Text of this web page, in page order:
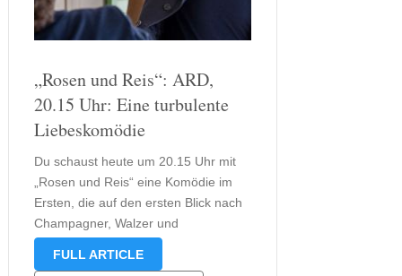
„Rosen und Reis“: ARD,
20.15 Uhr: Eine turbulente
Liebeskomödie
Du schaust heute um 20.15 Uhr mit
„Rosen und Reis“ eine Komödie im
Ersten, die auf den ersten Blick nach
Champagner, Walzer und
Hochzeitsglanz riecht. Dann aber
FULL ARTICLE